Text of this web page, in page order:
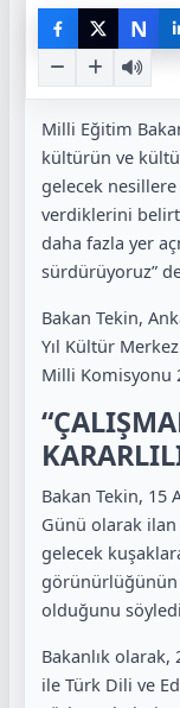
N
Milli Eğitim
kültürün ve
gelecek
verdiklerini
daha fazla yer
sürdürüyoruz”
Bakan Tekin,
Yıl Kültür
Milli Komisyonu
Bakan Tekin, 15
Günü olarak
gelecek
görünürlüğünün
olduğunu
Bakanlık olarak,
ile Türk Dili ve